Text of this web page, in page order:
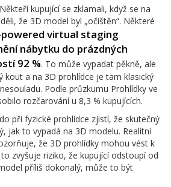
kupující se zklamali, když se na
že 3D model byl „očištěn“. Některé
virtual staging
nábytku do prázdných
92 %. To může vypadat pěkně, ale
kout a na 3D prohlídce je tam klasický
Podle průzkumu Prohlídky ve
rozčarování u 8,3 % kupujících.
při fyzické prohlídce zjistí, že skutečný
jak to vypadá na 3D modelu. Realitní
že 3D prohlídky mohou vést k
zvyšuje riziko, že kupující odstoupí od
příliš dokonalý, může to být